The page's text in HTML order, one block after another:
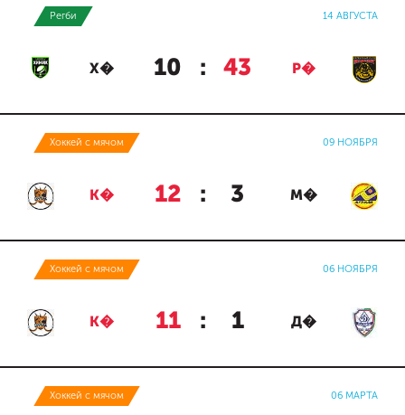
Регби 14 АВГУСТА
Х� 10 : 43 Р�
Хоккей с мячом 09 НОЯБРЯ
К� 12 : 3 М�
Хоккей с мячом 06 НОЯБРЯ
К� 11 : 1 Д�
Хоккей с мячом 06 МАРТА